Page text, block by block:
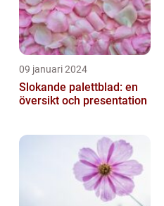
09 januari 2024
Slokande palettblad: en
översikt och presentation